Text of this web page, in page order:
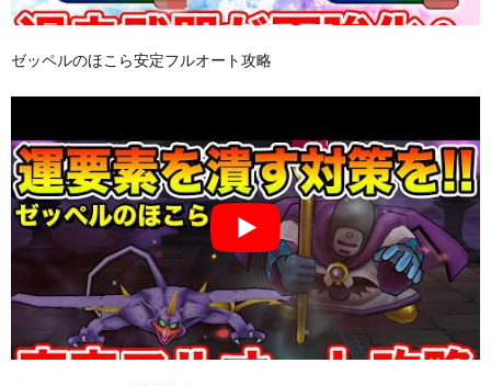
ゼッペルのほこら安定フルオート攻略